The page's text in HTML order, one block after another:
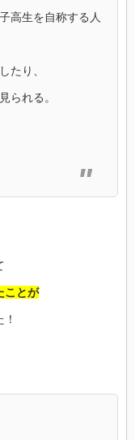
高生を自称する人
たり、
られる。
ことが